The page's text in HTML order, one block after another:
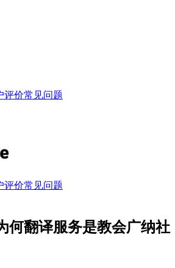
评价常见问题
评价常见问题
何翻译服务是教会广纳社